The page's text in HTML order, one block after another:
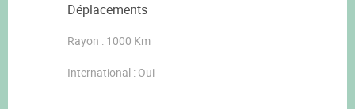
Déplacements
Rayon : 1000 Km
International : Oui